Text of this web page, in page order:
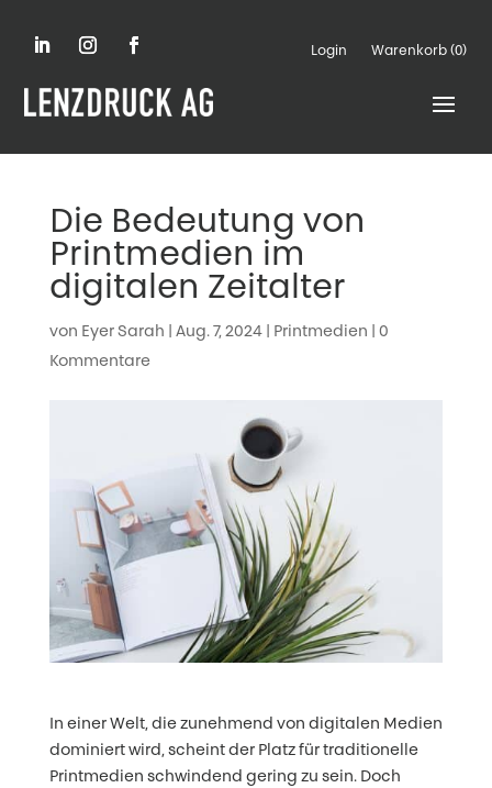
Login Warenkorb (0)
Die Bedeutung von
Printmedien im
digitalen Zeitalter
von Eyer Sarah Aug. 7, 2024| Printmedien
0
Kommentare
In einer Welt, die zunehmend von digitalen Medien
dominiert wird, scheint der Platz für traditionelle
Printmedien schwindend gering zu sein. Doch